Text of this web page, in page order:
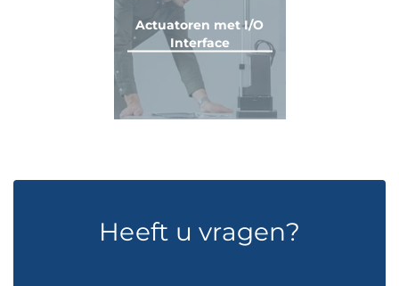
Actuatoren met I/O
Interface
Heeft u vragen?